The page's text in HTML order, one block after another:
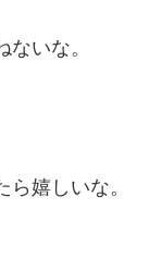
いな。
嬉しいな。